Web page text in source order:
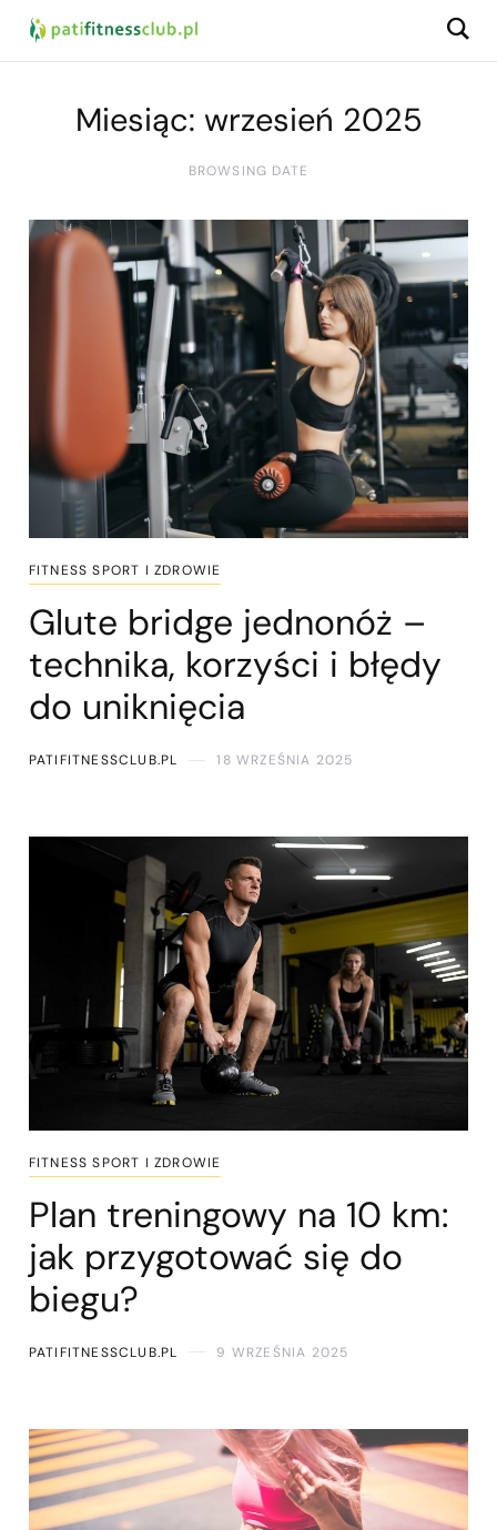
Miesiąc: wrzesień 2025
BROWSING DATE
FITNESS SPORT I ZDROWIE
Glute bridge jednonóż –
technika, korzyści i błędy
do uniknięcia
PATIFITNESSCLUB.PL 18 WRZEŚNIA 2025
FITNESS SPORT I ZDROWIE
Plan treningowy na 10 km:
jak przygotować się do
biegu?
PATIFITNESSCLUB.PL 9 WRZEŚNIA 2025